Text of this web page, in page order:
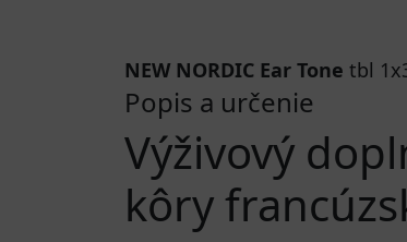
NEW NORDIC Ear Tone tbl
Popis a určenie
Výživový
kôry